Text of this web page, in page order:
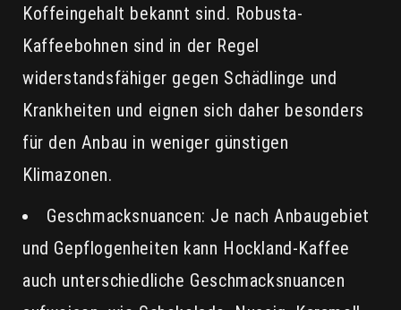
Koffeingehalt bekannt sind. Robusta-
Kaffeebohnen sind in der Regel
widerstandsfähiger gegen Schädlinge und
Krankheiten und eignen sich daher besonders
für den Anbau in weniger günstigen
Klimazonen.
Geschmacksnuancen: Je nach Anbaugebiet
und Gepflogenheiten kann Hockland-Kaffee
auch unterschiedliche Geschmacksnuancen